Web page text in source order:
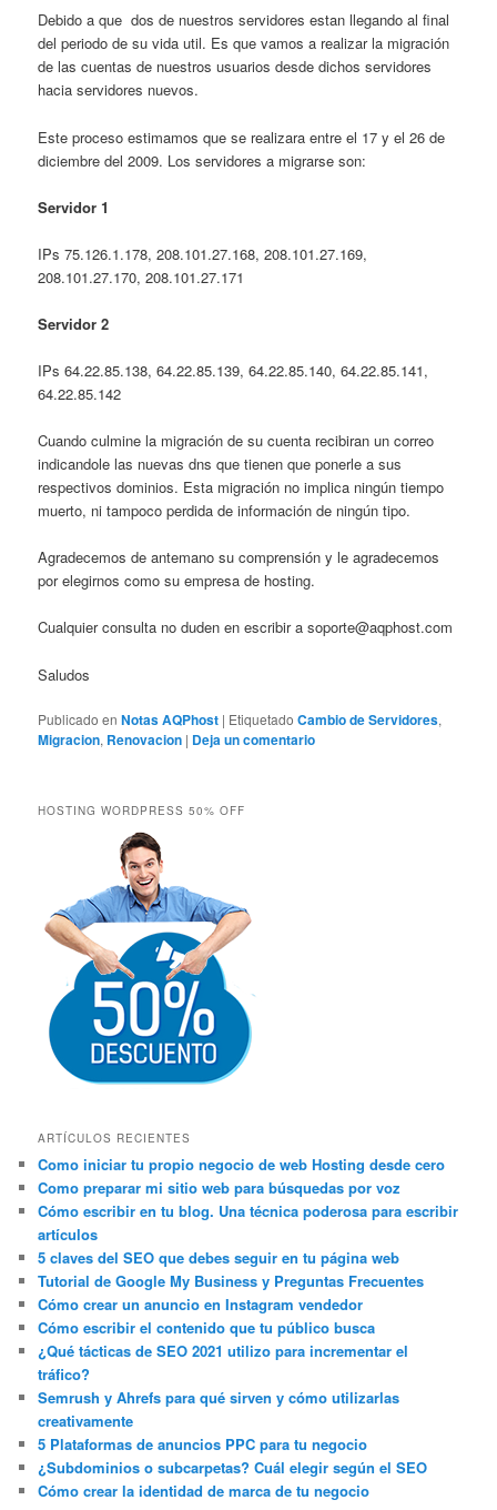
Debido a que dos de nuestros servidores estan llegando al final
del periodo de su vida util. Es que vamos a realizar la migración
de las cuentas de nuestros usuarios desde dichos servidores
hacia servidores nuevos.
Este proceso estimamos que se realizara entre el 17 y el 26 de
diciembre del 2009. Los servidores a migrarse son:
Servidor 1
IPs 75.126.1.178, 208.101.27.168, 208.101.27.169,
208.101.27.170, 208.101.27.171
Servidor 2
IPs 64.22.85.138, 64.22.85.139, 64.22.85.140, 64.22.85.141,
64.22.85.142
Cuando culmine la migración de su cuenta recibiran un correo
indicandole las nuevas dns que tienen que ponerle a sus
respectivos dominios. Esta migración no implica ningún tiempo
muerto, ni tampoco perdida de información de ningún tipo.
Agradecemos de antemano su comprensión y le agradecemos
por elegirnos como su empresa de hosting.
Cualquier consulta no duden en escribir a soporte@aqphost.com
Saludos
Publicado en Notas AQPhost | Etiquetado Cambio de Servidores,
Migracion, Renovacion | Deja un comentario
HOSTING WORDPRESS 50% OFF
ARTÍCULOS RECIENTES
Como iniciar tu propio negocio de web Hosting desde cero
Como preparar mi sitio web para búsquedas por voz
Cómo escribir en tu blog. Una técnica poderosa para escribir
artículos
5 claves del SEO que debes seguir en tu página web
Tutorial de Google My Business y Preguntas Frecuentes
Cómo crear un anuncio en Instagram vendedor
Cómo escribir el contenido que tu público busca
¿Qué tácticas de SEO 2021 utilizo para incrementar el
tráfico?
Semrush y Ahrefs para qué sirven y cómo utilizarlas
creativamente
5 Plataformas de anuncios PPC para tu negocio
¿Subdominios o subcarpetas? Cuál elegir según el SEO
Cómo crear la identidad de marca de tu negocio